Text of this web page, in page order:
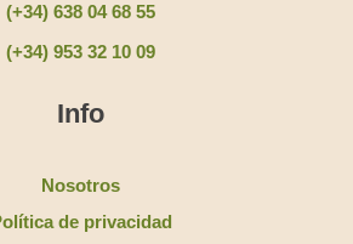
(+34) 638 04 68 55
(+34) 953 32 10 09
Info
Nosotros
de privacidad